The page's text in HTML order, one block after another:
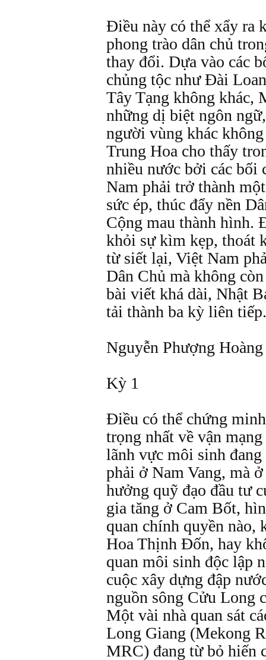
Ðiều này có thể xẩy ra
phong trào dân chủ
thay đổi. Dựa vào các
chủng tộc như Ðài
Tây Tạng không khác,
những dị biệt ngôn
người vùng khác
Trung Hoa cho thấy
nhiều nước bởi các bối
Nam phải trở thành
sức ép, thúc đẩy nền
Cộng mau thành hình.
khỏi sự kìm kẹp, thoát
từ siết lại, Việt Nam
Dân Chủ mà không
bài viết khá dài, Nhật
tải thành ba kỳ liên tiếp.
Nguyễn Phượng Hoàng
Kỳ 1
Ðiều có thể chứng
trọng nhất về vận
lãnh vực môi sinh
phải ở Nam Vang, mà
hưởng quỹ đạo đầu tư
gia tăng ở Cam Bốt,
quan chính quyền nào,
Hoa Thịnh Ðốn, hay
quan môi sinh độc lập
cuộc xây dựng đập
nguồn sông Cửu Long
Một vài nhà quan sát
Long Giang (Mekong
MRC) đang từ bỏ hiến